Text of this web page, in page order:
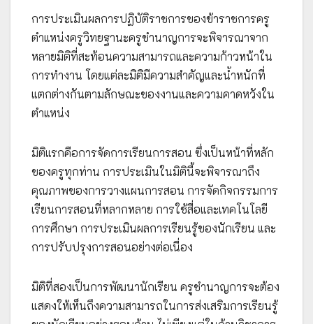
การประเมินผลการปฏิบัติราชการของข้าราชการครู
ตำแหน่งครูวิทยฐานะครูชำนาญการจะพิจารณาจาก
หลายมิติที่สะท้อนความสามารถและความก้าวหน้าใน
การทำงาน โดยแต่ละมิติมีความสำคัญและน้ำหนักที่
แตกต่างกันตามลักษณะของงานและความคาดหวังใน
ตำแหน่ง
มิติแรกคือการจัดการเรียนการสอน ซึ่งเป็นหน้าที่หลัก
ของครูทุกท่าน การประเมินในมิตินี้จะพิจารณาถึง
คุณภาพของการวางแผนการสอน การจัดกิจกรรมการ
เรียนการสอนที่หลากหลาย การใช้สื่อและเทคโนโลยี
การศึกษา การประเมินผลการเรียนรู้ของนักเรียน และ
การปรับปรุงการสอนอย่างต่อเนื่อง
มิติที่สองเป็นการพัฒนานักเรียน ครูชำนาญการจะต้อง
แสดงให้เห็นถึงความสามารถในการส่งเสริมการเรียนรู้